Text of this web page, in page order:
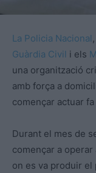
La Policia Nacional
Guàrdia Civil i els
una organització
amb força a
començar actuar fa
Durant el mes de
començar a
on es va produir el